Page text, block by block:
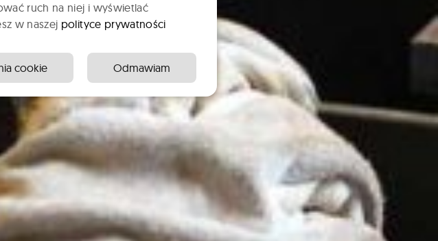
ruch na niej i wyświetlać
w naszej polityce prywatności
cookie Odmawiam